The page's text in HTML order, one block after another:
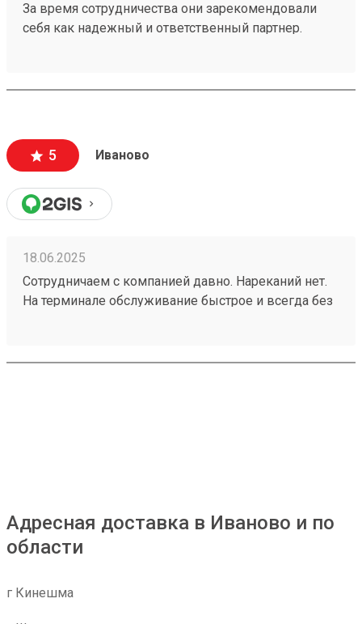
За время сотрудничества они зарекомендовали
себя как надежный и ответственный партнер.
важно. 250299045 Получили без каких либо
5 Иваново
18.06.2025
Сотрудничаем с компанией давно. Нареканий нет.
На терминале обслуживание быстрое и всегда без
Адресная доставка в Иваново и по
области
г Кинешма